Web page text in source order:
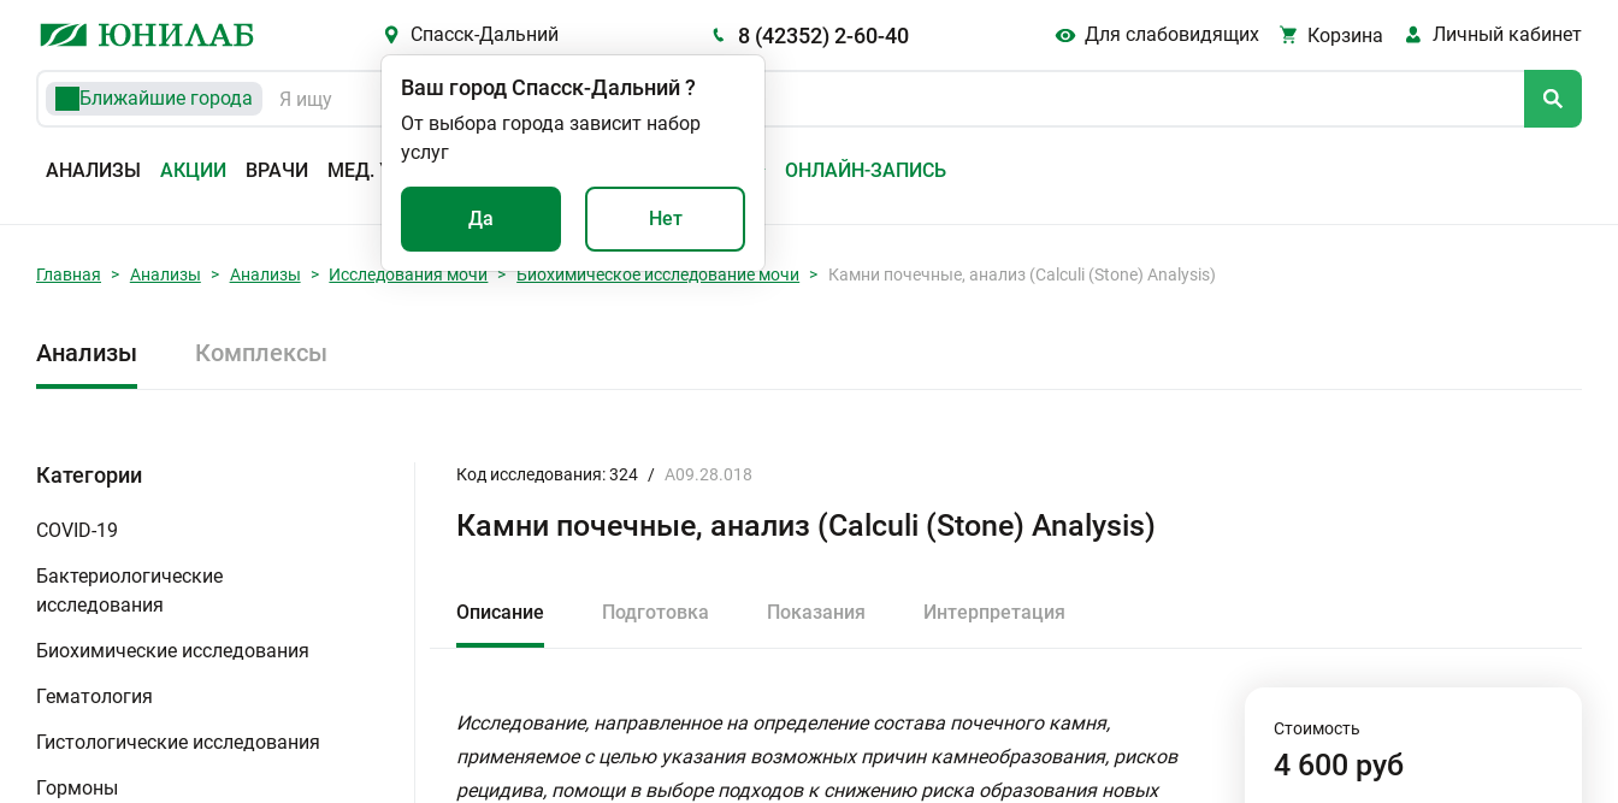
Спасск-Дальний 8 (42352) 2-60-40 Для слабовидящих Корзина Личный кабинет
Ближайшие города
АНАЛИЗЫ АКЦИИ ВРАЧИ МЕД. УСЛУГИ ОНЛАЙН-ЗАПИСЬ
Ваш городСпасск-Дальний?
От выбора города зависит набор
услуг
Да Нет
Главная Анализы Анализы Исследования мочи Биохимическое исследование мочи Камни почечные, анализ (Calculi (Stone) Analysis)
Анализы Комплексы
Категории
COVID-19
Бактериологические
исследования
Биохимические исследования
Гематология
Гистологические исследования
Гормоны
Код исследования: 324 / A09.28.018
Камни почечные, анализ (Calculi (Stone) Analysis)
Описание Подготовка Показания Интерпретация
Исследование, направленное на определение состава почечного камня,
применяемое с целью указания возможных причин камнеобразования, рисков
рецидива, помощи в выборе подходов к снижению риска образования новых
Стоимость
4 600 руб